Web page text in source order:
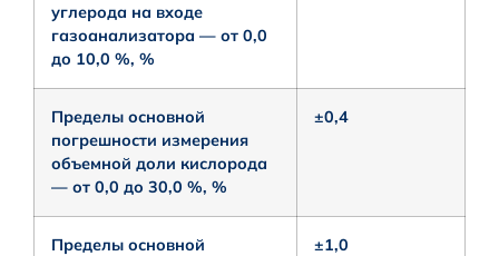
углерода на входе
газоанализатора — от 0,0
до 10,0 %, %
Пределы основной
погрешности измерения
объемной доли кислорода
— от 0,0 до 30,0 %, %
±0,4
Пределы основной
±1,0